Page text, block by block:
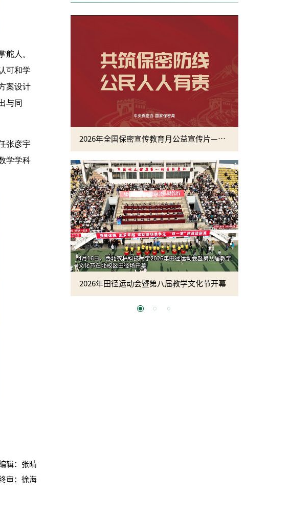
舵人。
可和学
案设计
与同
张彦宇
学学科
辑：张晴
审：徐海
校地企合作
2026年全国保密宣传教育月公益宣传片—方寸之间
2026年田径运动会暨第八届教学文化节开幕